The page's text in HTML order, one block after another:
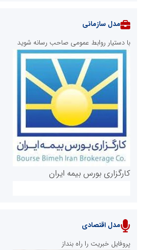
روابط عمومی خبرگزاری گزارش خبر
پایگاه خبری نهضت ملی مسکن
مدل سازمانی
با دستیار روابط عمومی صاحب رسانه شوید
کارگزاری بورس بیمه ایران
مدل اقتصادی
پروفایل خبریت را راه بنداز